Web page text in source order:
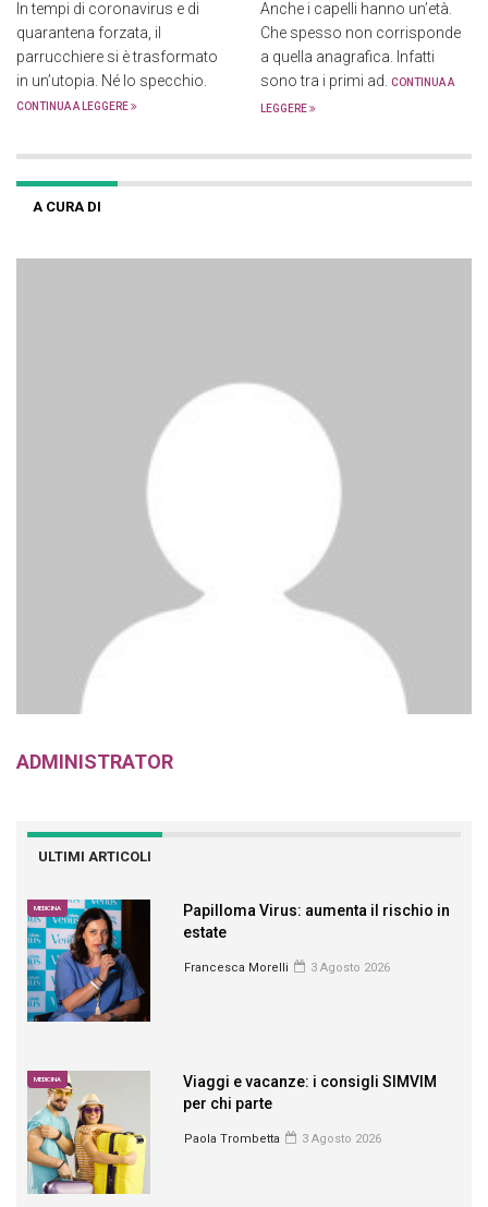
In tempi di coronavirus e di
quarantena forzata, il
parrucchiere si è trasformato
in un’utopia. Né lo specchio.
CONTINUA A LEGGERE
Anche i capelli hanno un’età.
Che spesso non corrisponde
a quella anagrafica. Infatti
sono tra i primi ad.
CONTINUA A
LEGGERE
A CURA DI
ADMINISTRATOR
ULTIMI ARTICOLI
MEDICINA
Papilloma Virus: aumenta il rischio in
estate
Francesca Morelli 3 Agosto 2026
MEDICINA
Viaggi e vacanze: i consigli SIMVIM
per chi parte
Paola Trombetta 3 Agosto 2026